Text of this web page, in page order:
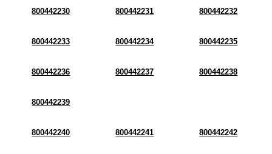
800442230 800442231 800442232
800442233 800442234 800442235
800442236 800442237 800442238
800442239
800442240 800442241 800442242